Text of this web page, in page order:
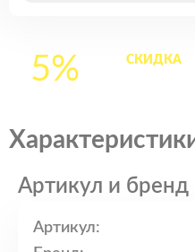
5% СКИДКАна
Артикул и бренд
Артикул: